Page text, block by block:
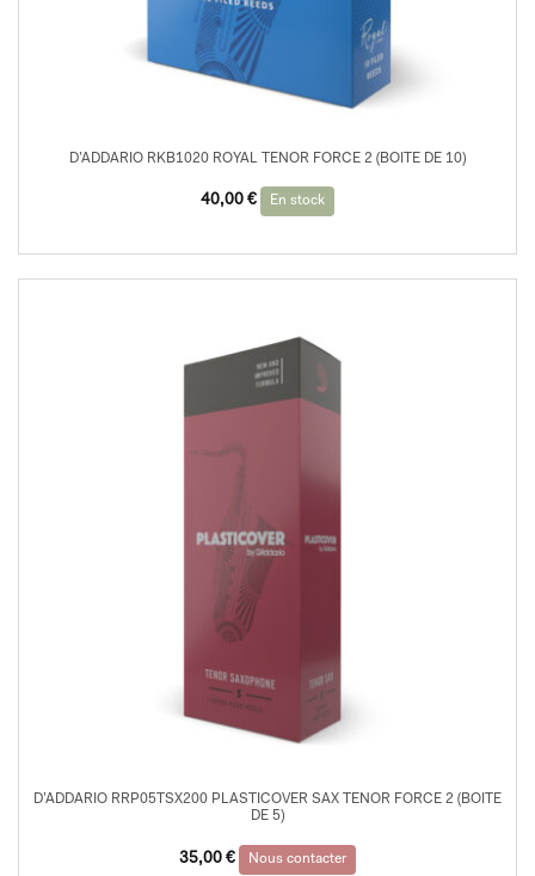
D’ADDARIO RKB1020 ROYAL TENOR FORCE 2 (BOITE DE 10)
40,00 € En stock
D’ADDARIO RRP05TSX200 PLASTICOVER SAX TENOR FORCE 2 (BOITE
DE 5)
35,00 € Nous contacter